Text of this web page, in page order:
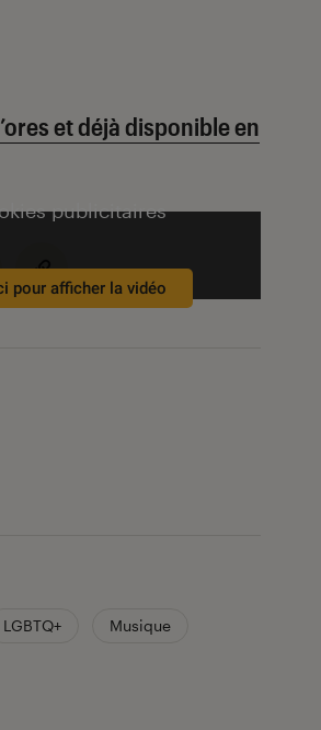
et déjà disponible en
publicitaires
pour afficher la vidéo
LGBTQ+ Musique